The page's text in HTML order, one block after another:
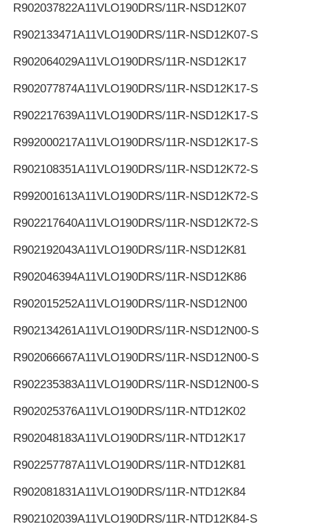
R902037822A11VLO190DRS/11R-NSD12K07
R902133471A11VLO190DRS/11R-NSD12K07-S
R902064029A11VLO190DRS/11R-NSD12K17
R902077874A11VLO190DRS/11R-NSD12K17-S
R902217639A11VLO190DRS/11R-NSD12K17-S
R992000217A11VLO190DRS/11R-NSD12K17-S
R902108351A11VLO190DRS/11R-NSD12K72-S
R992001613A11VLO190DRS/11R-NSD12K72-S
R902217640A11VLO190DRS/11R-NSD12K72-S
R902192043A11VLO190DRS/11R-NSD12K81
R902046394A11VLO190DRS/11R-NSD12K86
R902015252A11VLO190DRS/11R-NSD12N00
R902134261A11VLO190DRS/11R-NSD12N00-S
R902066667A11VLO190DRS/11R-NSD12N00-S
R902235383A11VLO190DRS/11R-NSD12N00-S
R902025376A11VLO190DRS/11R-NTD12K02
R902048183A11VLO190DRS/11R-NTD12K17
R902257787A11VLO190DRS/11R-NTD12K81
R902081831A11VLO190DRS/11R-NTD12K84
R902102039A11VLO190DRS/11R-NTD12K84-S